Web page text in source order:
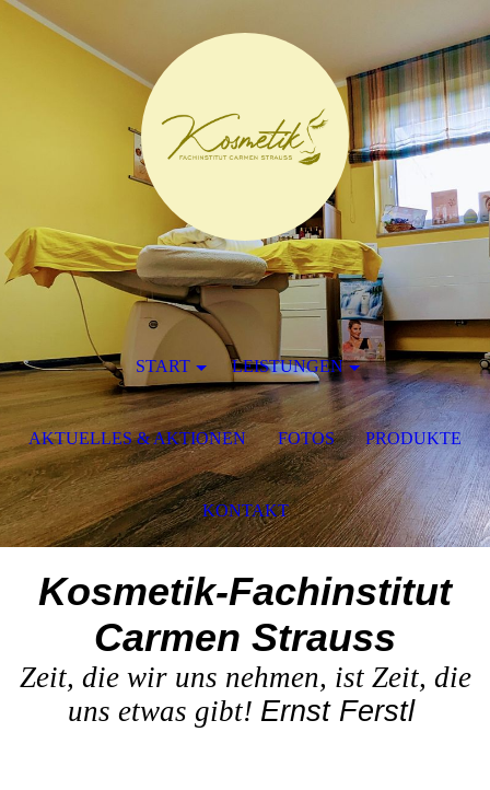
Kosmetik-Fachinstitut
Carmen Strauss
Zeit, die wir uns nehmen, ist Zeit, die
uns etwas gibt! Ernst Ferstl
START LEISTUNGEN
AKTUELLES & AKTIONEN FOTOS PRODUKTE
KONTAKT